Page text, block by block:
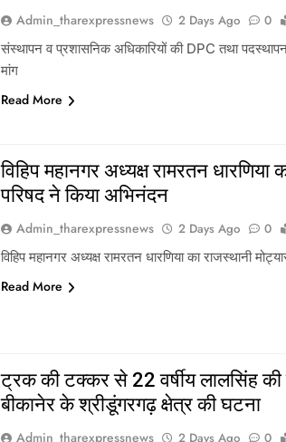
Admin_tharexpressnews 2 Days Ago 0
संस्थापन व प्रशासनिक अधिकारियों की DPC तथा
मांग
Read More
विहिप महानगर अध्यक्ष रामरतन धारणिया
परिषद ने किया अभिनंदन
Admin_tharexpressnews 2 Days Ago 0
विहिप महानगर अध्यक्ष रामरतन धारणिया का राजस्थानी
Read More
ट्रक की टक्कर से 22 वर्षीय लालसिंह की
बीकानेर के श्रीडूंगरगढ़ क्षेत्र की घटना
Admin_tharexpressnews 2 Days Ago 0